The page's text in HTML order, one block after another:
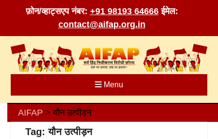
फ़ोन/व्हाट्सएप नंबर: +91 98193 64666 ईमेल:
contact@aifap.org.in
content
Menu
AIFAP > यौन उत्पीड़न
Tag:यौन उत्पीड़न